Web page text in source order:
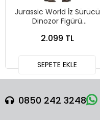
Jurassic World İz Sürücü
Dinozor Figürü
2.099 TL
SEPETE EKLE
0850 242 3248